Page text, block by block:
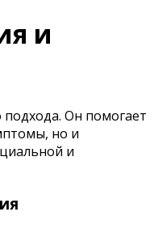
и
подхода. Он помогает
но и
и